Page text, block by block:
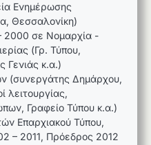
Ενημέρωσης
Θεσσαλονίκη)
2000 σε Νομαρχία -
(Γρ. Τύπου,
Γενιάς κ.α.)
(συνεργάτης Δημάρχου,
λειτουργίας,
Γραφείο Τύπου κ.α.)
Επαρχιακού Τύπου,
– 2011, Πρόεδρος 2012